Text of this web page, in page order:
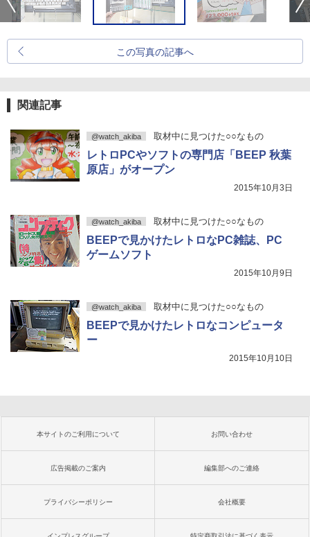
この写真の記事へ
関連記事
@watch_akiba 取材中に見つけた○○なもの
レトロPCやソフトの専門店「BEEP 秋葉
原店」がオープン
2015年10月3日
@watch_akiba 取材中に見つけた○○なもの
BEEPで見かけたレトロなPC雑誌、PC
ゲームソフト
2015年10月9日
@watch_akiba 取材中に見つけた○○なもの
BEEPで見かけたレトロなコンピュータ
ー
2015年10月10日
本サイトのご利用について お問い合わせ
広告掲載のご案内 編集部へのご連絡
プライバシーポリシー 会社概要